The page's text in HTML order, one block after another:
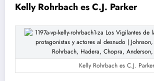
Kelly Rohrbach es C.J. Parker
Kelly Rohrbach es C.J. Parker